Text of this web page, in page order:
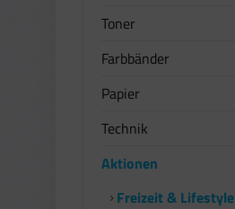
Toner
Farbbänder
Papier
Technik
Aktionen
Freizeit & Lifestyle